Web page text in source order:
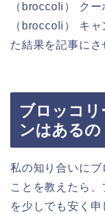
（broccoli） ク
（broccoli） キ
た結果を記事にさ
ブロッコ
ンはあるの
私の知り合いに
ことを教えたら
を少しでも安く